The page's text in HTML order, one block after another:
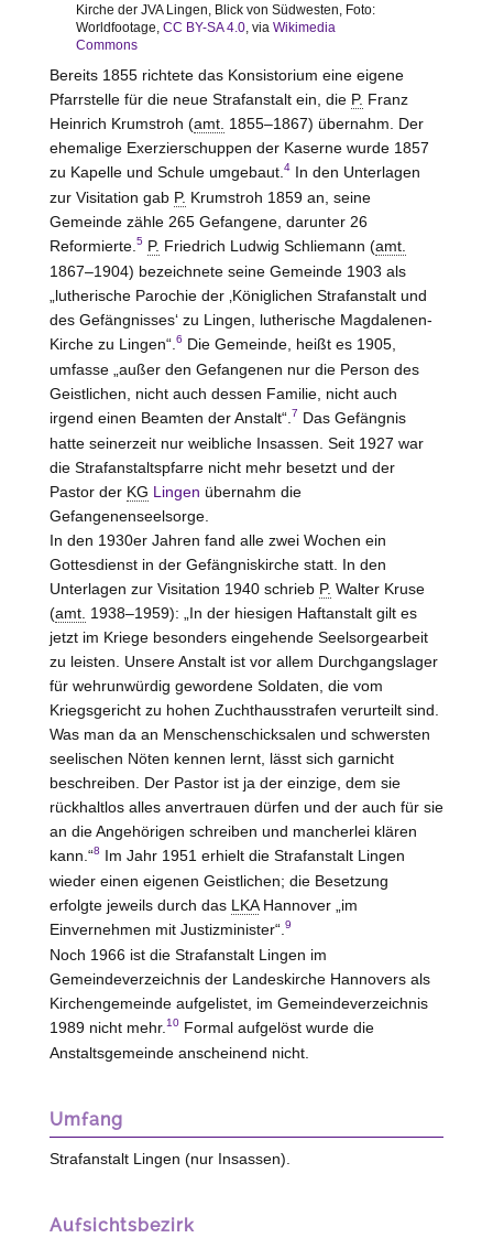
Kirche der JVA Lingen, Blick von Südwesten, Foto:
Worldfootage, CC BY-SA 4.0, via Wikimedia
Commons
Bereits 1855 richtete das Konsistorium eine eigene
Pfarrstelle für die neue Strafanstalt ein, die P. Franz
Heinrich Krumstroh (amt. 1855–1867) übernahm. Der
ehemalige Exerzierschuppen der Kaserne wurde 1857
zu Kapelle und Schule umgebaut. 4In den Unterlagen
zur Visitation gab P. Krumstroh 1859 an, seine
Gemeinde zähle 265 Gefangene, darunter 26
Reformierte. 5 P. Friedrich Ludwig Schliemann (amt.
1867–1904) bezeichnete seine Gemeinde 1903 als
„lutherische Parochie der ‚Königlichen Strafanstalt und
des Gefängnisses‘ zu Lingen, lutherische Magdalenen-
Kirche zu Lingen“. 6 Die Gemeinde, heißt es 1905,
umfasse „außer den Gefangenen nur die Person des
Geistlichen, nicht auch dessen Familie, nicht auch
irgend einen Beamten der Anstalt“. 7 Das Gefängnis
hatte seinerzeit nur weibliche Insassen. Seit 1927 war
die Strafanstaltspfarre nicht mehr besetzt und der
Pastor der KG Lingen übernahm die
Gefangenenseelsorge.
In den 1930er Jahren fand alle zwei Wochen ein
Gottesdienst in der Gefängniskirche statt. In den
Unterlagen zur Visitation 1940 schrieb P. Walter Kruse
(amt. 1938–1959): „In der hiesigen Haftanstalt gilt es
jetzt im Kriege besonders eingehende Seelsorgearbeit
zu leisten. Unsere Anstalt ist vor allem Durchgangslager
für wehrunwürdig gewordene Soldaten, die vom
Kriegsgericht zu hohen Zuchthausstrafen verurteilt sind.
Was man da an Menschenschicksalen und schwersten
seelischen Nöten kennen lernt, lässt sich garnicht
beschreiben. Der Pastor ist ja der einzige, dem sie
rückhaltlos alles anvertrauen dürfen und der auch für sie
an die Angehörigen schreiben und mancherlei klären
kann.“8 Im Jahr 1951 erhielt die Strafanstalt Lingen
wieder einen eigenen Geistlichen; die Besetzung
erfolgte jeweils durch das LKAHannover „im
Einvernehmen mit Justizminister“. 9
Noch 1966 ist die Strafanstalt Lingen im
Gemeindeverzeichnis der Landeskirche Hannovers als
Kirchengemeinde aufgelistet, im Gemeindeverzeichnis
1989 nicht mehr. 10Formal aufgelöst wurde die
Anstaltsgemeinde anscheinend nicht.
Umfang
Strafanstalt Lingen (nur Insassen).
Aufsichtsbezirk